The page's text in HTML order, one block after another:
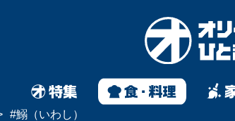
#鰯（いわし）